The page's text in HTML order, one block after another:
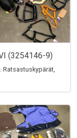
(3254146-9)
Ratsastuskypärät,